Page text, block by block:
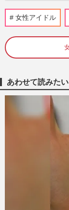
女性アイドル
あわせて読みたい